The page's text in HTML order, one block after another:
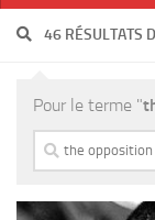
46 RÉSULTATS
Pour le terme "
Rechercher :